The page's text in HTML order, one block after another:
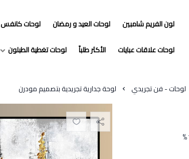
لون الفريم شامبين لوحات العيد و رمضان لوحات كانفس
لوحات علاقات عبايات
الأكثر طلباً لوحات تغطية الطبلون
لوحات - فن تجريدي لوحة جدارية تجريدية بتصميم مودرن